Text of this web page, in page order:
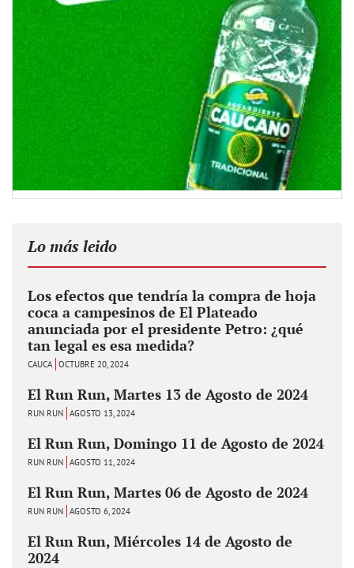
Lo más leido
Los efectos que tendría la compra de hoja
coca a campesinos de El Plateado
anunciada por el presidente Petro: ¿qué
tan legal es esa medida?
CAUCA OCTUBRE 20, 2024
El Run Run, Martes 13 de Agosto de 2024
RUN RUN AGOSTO 13, 2024
El Run Run, Domingo 11 de Agosto de 2024
RUN RUN AGOSTO 11, 2024
El Run Run, Martes 06 de Agosto de 2024
RUN RUN AGOSTO 6, 2024
El Run Run, Miércoles 14 de Agosto de
2024